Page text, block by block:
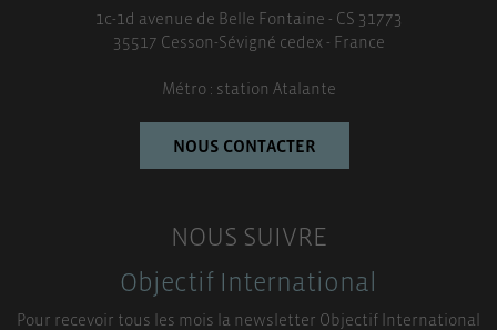
1c-1d avenue de Belle Fontaine - CS 31773
35517 Cesson-Sévigné cedex - France
Métro : station Atalante
NOUS CONTACTER
NOUS SUIVRE
Objectif International
Pour recevoir tous les mois la newsletter Objectif International